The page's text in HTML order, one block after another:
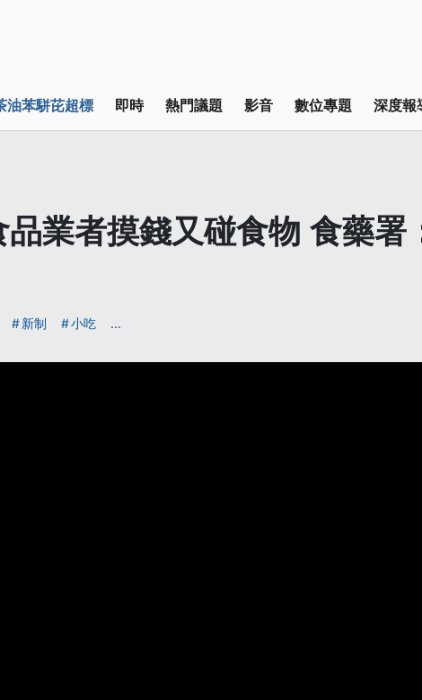
油苯駢芘超標 即時 熱門議題 影音 數位專題 深度報
品業者摸錢又碰食物 食藥署
新制 小吃 ...